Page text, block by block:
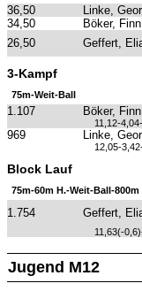
36,50 Linke,
34,50
Böker, Finn
26,50
Geffert,
3-Kampf
75m-Weit-Ball
1.107 Böker, Finn
11,12-
969 Linke,
12,05-
Block Lauf
75m-60m H.-Weit-Ball-800m
1.754 Geffert,
11,63(-
Jugend M12